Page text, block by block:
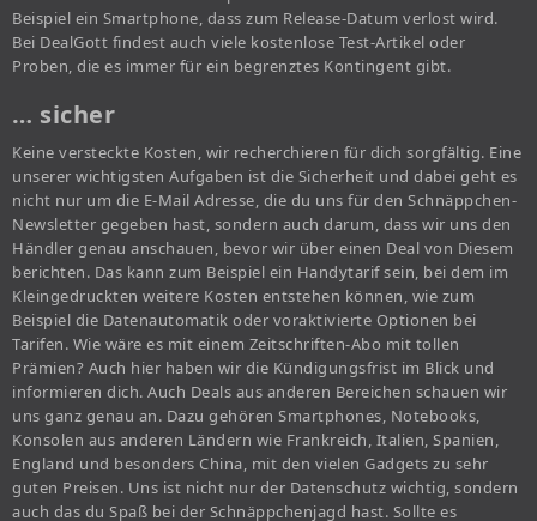
Beispiel ein Smartphone, dass zum Release-Datum verlost wird.
Bei DealGott findest auch viele kostenlose Test-Artikel oder
Proben, die es immer für ein begrenztes Kontingent gibt.
… sicher
Keine versteckte Kosten, wir recherchieren für dich sorgfältig. Eine
unserer wichtigsten Aufgaben ist die Sicherheit und dabei geht es
nicht nur um die E-Mail Adresse, die du uns für den Schnäppchen-
Newsletter gegeben hast, sondern auch darum, dass wir uns den
Händler genau anschauen, bevor wir über einen Deal von Diesem
berichten. Das kann zum Beispiel ein Handytarif sein, bei dem im
Kleingedruckten weitere Kosten entstehen können, wie zum
Beispiel die Datenautomatik oder voraktivierte Optionen bei
Tarifen. Wie wäre es mit einem Zeitschriften-Abo mit tollen
Prämien? Auch hier haben wir die Kündigungsfrist im Blick und
informieren dich. Auch Deals aus anderen Bereichen schauen wir
uns ganz genau an. Dazu gehören Smartphones, Notebooks,
Konsolen aus anderen Ländern wie Frankreich, Italien, Spanien,
England und besonders China, mit den vielen Gadgets zu sehr
guten Preisen. Uns ist nicht nur der Datenschutz wichtig, sondern
auch das du Spaß bei der Schnäppchenjagd hast. Sollte es